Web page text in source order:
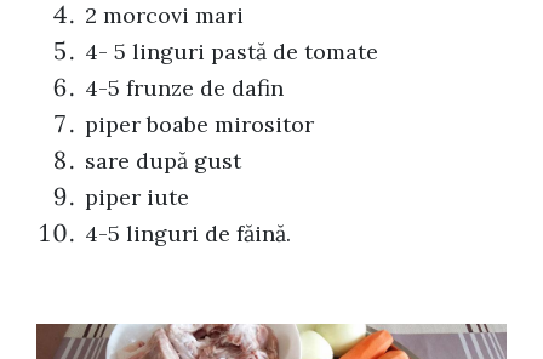
2 morcovi mari
4- 5 linguri pastă de tomate
4-5 frunze de dafin
piper boabe mirositor
sare după gust
piper iute
4-5 linguri de făină.